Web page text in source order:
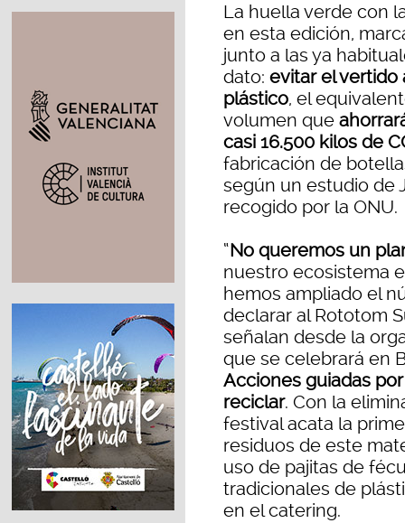
La huella verde con
en esta edición,
junto a las ya
dato: evitar el vertido
plástico, el
volumen que
casi 16.500 kilos de
fabricación de
según un estudio de
recogido por la ONU.
“No queremos un
nuestro ecosistema
hemos ampliado el
declarar al Rototom
señalan desde la
que se celebrará en
Acciones guiadas por
reciclar. Con la
festival acata la
residuos de este
uso de pajitas de
tradicionales de
en el catering.